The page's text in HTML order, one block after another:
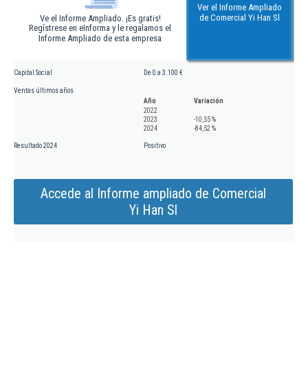
Ve el Informe Ampliado. ¡Es gratis!
Regístrese en eInforma y le regalamos el
Informe Ampliado de esta empresa
Ver el Informe Ampliado
de Comercial Yi Han Sl
Capital Social De 0 a 3.100 €
Ventas últimos años
Año
Variación
2022
2023
-10,55 %
2024
-84,52 %
Resultado 2024 Positivo
Accede al Informe ampliado de Comercial
Yi Han Sl